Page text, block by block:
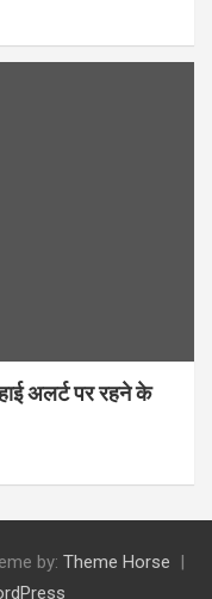
अलर्ट पर रहने के
by: Theme Horse